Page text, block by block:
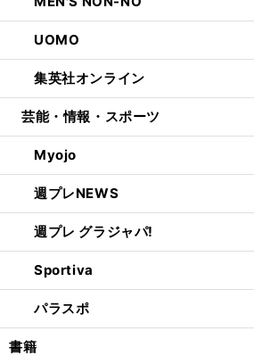
UOMO
集英社オンライン
芸能・情報・スポーツ
Myojo
週プレNEWS
週プレ グラジャパ!
Sportiva
パラスポ
書籍